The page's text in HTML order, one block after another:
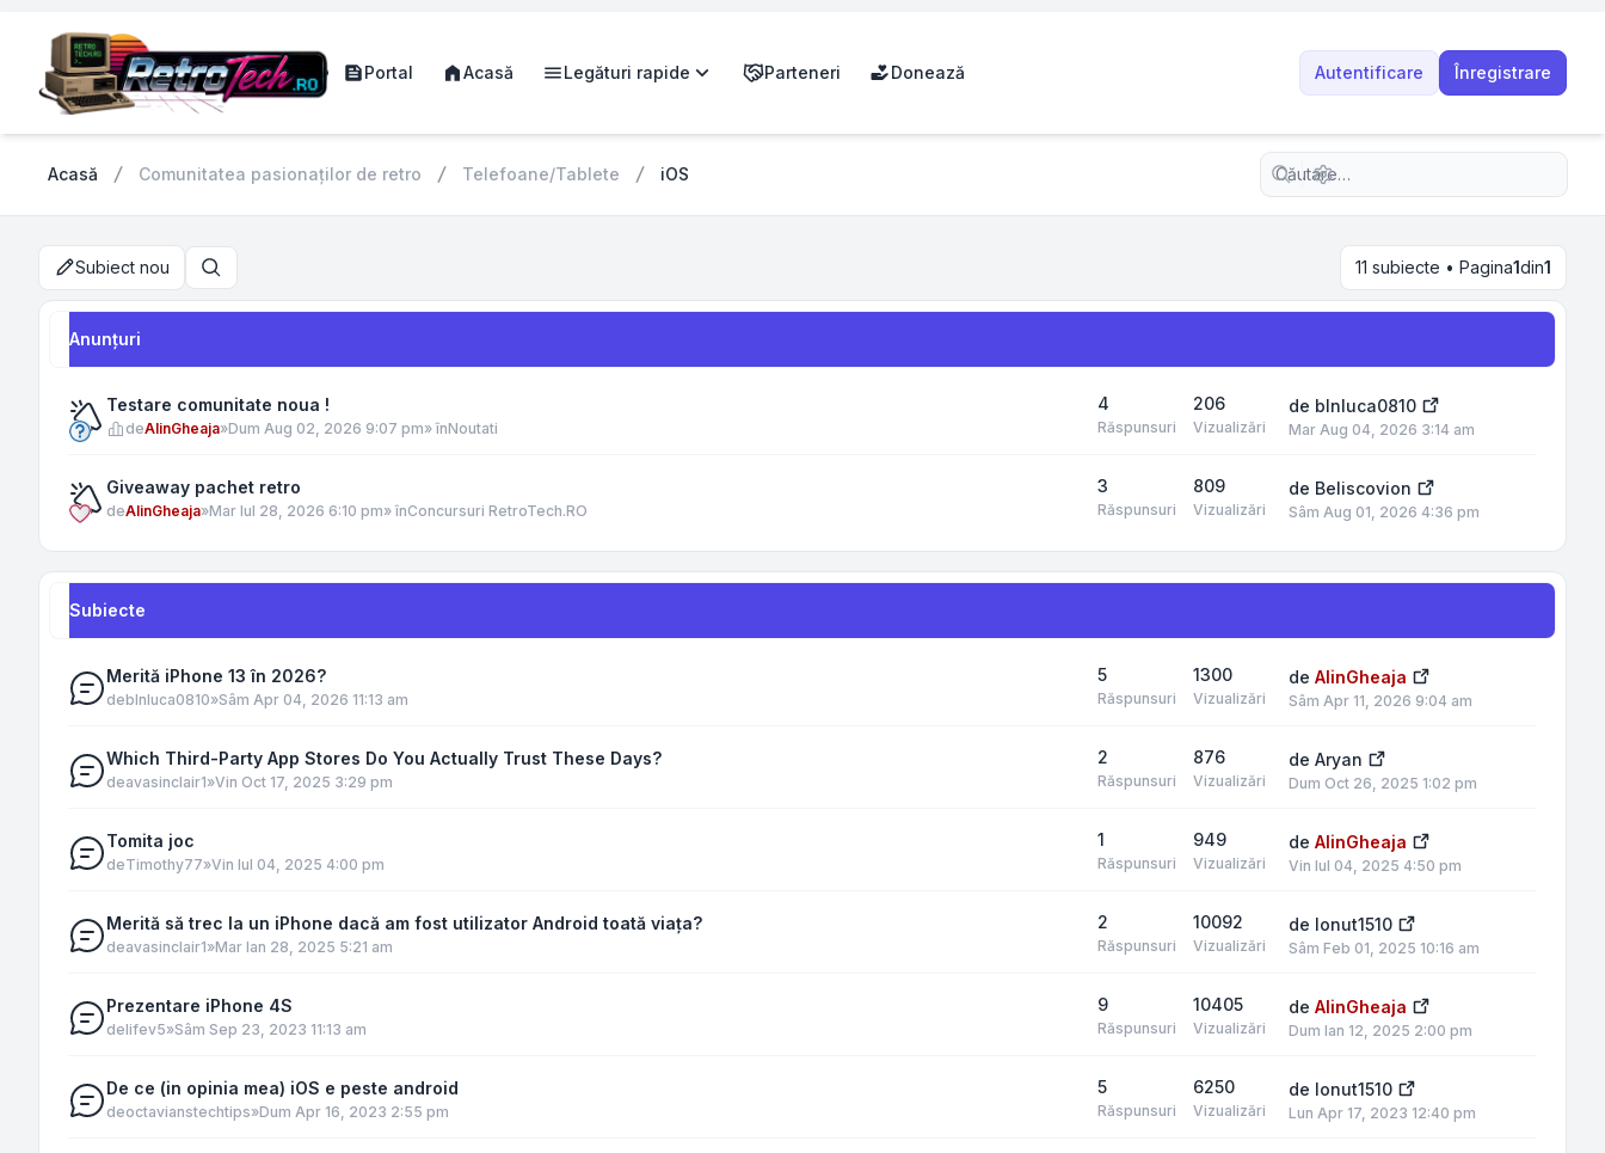
Portal Acasă Legături rapide Parteneri Donează Autentificare Înregistrare
Acasă Comunitatea pasionaților de retro Telefoane/Tablete iOS Căutare avansată
Subiect nou Căutare 11 subiecte • Pagina1din1
Anunţuri
Testare comunitate noua !
deAlinGheaja»Dum Aug 02, 2026 9:07 pm» înNoutati
4
Răspunsuri
206
Vizualizări
de blnluca0810
Mar Aug 04, 2026 3:14 am
Giveaway pachet retro
deAlinGheaja»Mar Iul 28, 2026 6:10 pm» înConcursuri RetroTech.RO
3
Răspunsuri
809
Vizualizări
de Beliscovion
Sâm Aug 01, 2026 4:36 pm
Subiecte
Merită iPhone 13 în 2026?
deblnluca0810»Sâm Apr 04, 2026 11:13 am
5
Răspunsuri
1300
Vizualizări
de AlinGheaja
Sâm Apr 11, 2026 9:04 am
Which Third-Party App Stores Do You Actually Trust These Days?
deavasinclair1»Vin Oct 17, 2025 3:29 pm
2
Răspunsuri
876
Vizualizări
de Aryan
Dum Oct 26, 2025 1:02 pm
Tomita joc
deTimothy77»Vin Iul 04, 2025 4:00 pm
1
Răspunsuri
949
Vizualizări
de AlinGheaja
Vin Iul 04, 2025 4:50 pm
Merită să trec la un iPhone dacă am fost utilizator Android toată viața?
deavasinclair1»Mar Ian 28, 2025 5:21 am
2
Răspunsuri
10092
Vizualizări
de Ionut1510
Sâm Feb 01, 2025 10:16 am
Prezentare iPhone 4S
delifev5»Sâm Sep 23, 2023 11:13 am
9
Răspunsuri
10405
Vizualizări
de AlinGheaja
Dum Ian 12, 2025 2:00 pm
De ce (in opinia mea) iOS e peste android
deoctavianstechtips»Dum Apr 16, 2023 2:55 pm
5
Răspunsuri
6250
Vizualizări
de Ionut1510
Lun Apr 17, 2023 12:40 pm